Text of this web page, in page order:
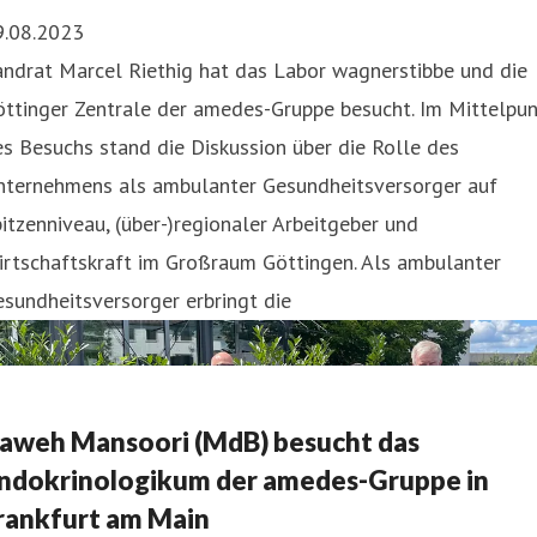
Marcel Riethig hat das Labor wagnerstibbe und die
Zentrale der amedes-Gruppe besucht. Im
Besuchs stand die Diskussion über die Rolle des
als ambulanter Gesundheitsversorger auf
(über-)regionaler Arbeitgeber und
im Großraum Göttingen. Als ambulanter
erbringt die
Mansoori (MdB) besucht das
der amedes-Gruppe in
am Main